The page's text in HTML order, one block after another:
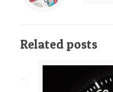
Related posts